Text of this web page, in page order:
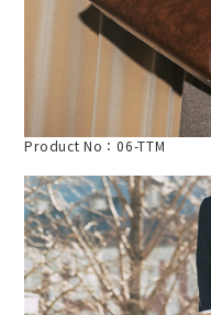
Product No：06-TTM